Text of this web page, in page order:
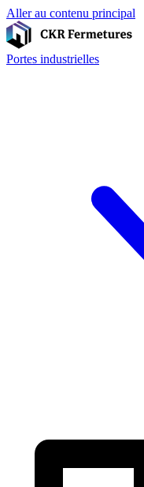
Aller au contenu principal
Portes industrielles